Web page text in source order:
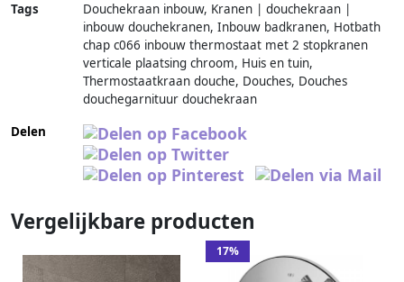
Tags
Douchekraan inbouw, Kranen | douchekraan |
inbouw douchekranen, Inbouw badkranen, Hotbath
chap c066 inbouw thermostaat met 2 stopkranen
verticale plaatsing chroom, Huis en tuin,
Thermostaatkraan douche, Douches, Douches
douchegarnituur douchekraan
Delen
Vergelijkbare producten
17%